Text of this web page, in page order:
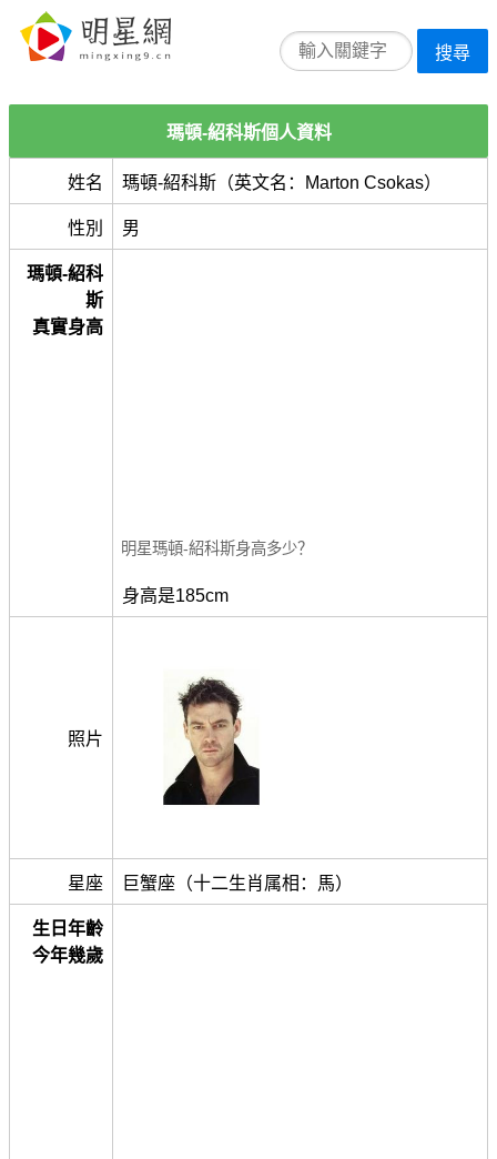
搜尋
瑪頓-紹科斯個人資料
姓名 瑪頓-紹科斯（英文名：Marton Csokas）
性別 男
瑪頓-紹科
斯
真實身高
明星瑪頓-紹科斯身高多少？
身高是185cm
照片
星座 巨蟹座（十二生肖属相：馬）
生日年齡
今年幾歲